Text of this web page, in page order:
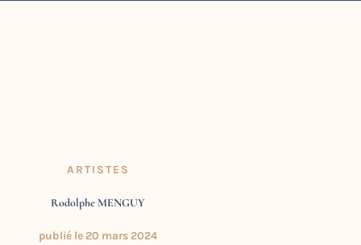
ARTISTES
Rodolphe MENGUY
publié le 20 mars 2024